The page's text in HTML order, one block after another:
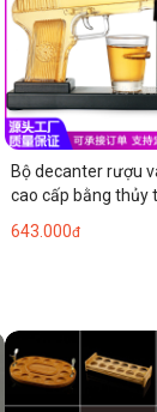
Bộ decanter rượu
cao cấp bằng thủy
hình viên đạn, bán
643.000đ